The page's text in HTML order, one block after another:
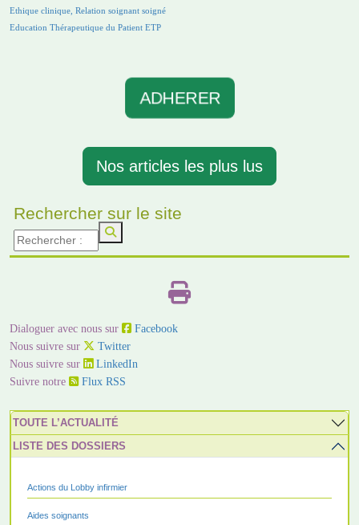
Ethique clinique, Relation soignant soigné
Education Thérapeutique du Patient ETP
ADHERER
Nos articles les plus lus
Rechercher sur le site
Dialoguer avec nous sur
Facebook
Nous suivre sur
Twitter
Nous suivre sur
LinkedIn
Suivre notre
Flux RSS
TOUTE L’ACTUALITÉ
LISTE DES DOSSIERS
Actions du Lobby infirmier
Aides soignants